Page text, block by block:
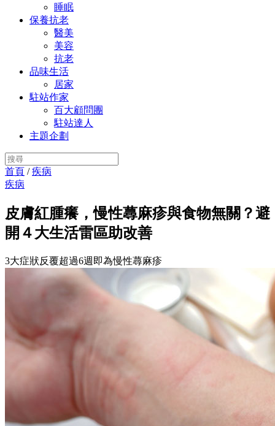
睡眠
保養抗老
醫美
美容
抗老
品味生活
居家
駐站作家
百大顧問團
駐站達人
主題企劃
首頁 /疾病
疾病
皮膚紅腫癢，慢性蕁麻疹與食物無關？避
開４大生活雷區助改善
3大症狀反覆超過6週即為慢性蕁麻疹